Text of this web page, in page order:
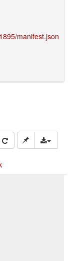
manifest.json